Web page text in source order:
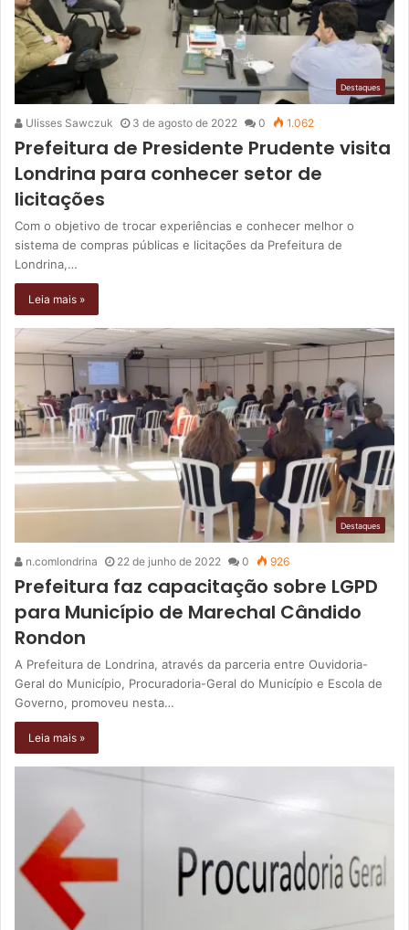
Destaques
Ulisses Sawczuk 3 de agosto de 2022 0 1.062
Prefeitura de Presidente Prudente visita
Londrina para conhecer setor de
licitações
Com o objetivo de trocar experiências e conhecer melhor o
sistema de compras públicas e licitações da Prefeitura de
Londrina,…
Leia mais »
Destaques
n.comlondrina 22 de junho de 2022 0 926
Prefeitura faz capacitação sobre LGPD
para Município de Marechal Cândido
Rondon
A Prefeitura de Londrina, através da parceria entre Ouvidoria-
Geral do Município, Procuradoria-Geral do Município e Escola de
Governo, promoveu nesta…
Leia mais »